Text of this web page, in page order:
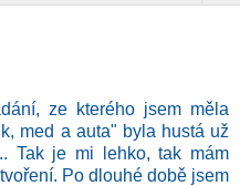
ze kterého jsem měla
med a auta" byla hustá už
Tak je mi lehko, tak mám
Po dlouhé době jsem